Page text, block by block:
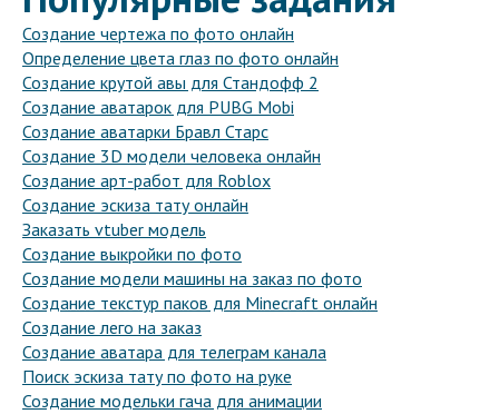
Создание чертежа по фото онлайн
Определение цвета глаз по фото онлайн
Создание крутой авы для Стандофф 2
Создание аватарок для PUBG Mobi
Создание аватарки Бравл Старс
Создание 3D модели человека онлайн
Создание арт-работ для Roblox
Создание эскиза тату онлайн
Заказать vtuber модель
Создание выкройки по фото
Создание модели машины на заказ по фото
Создание текстур паков для Minecraft онлайн
Создание лего на заказ
Создание аватара для телеграм канала
Поиск эскиза тату по фото на руке
Создание модельки гача для анимации